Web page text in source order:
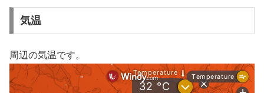
気温
周辺の気温です。